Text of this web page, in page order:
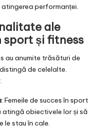
performanței.
ale
sport și fitness
au anumite trăsături de
de celelalte.
: Femeile de succes în sport
obiectivele lor și să
le stau în cale.